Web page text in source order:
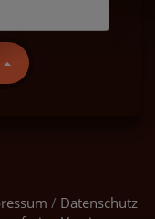
/ Datenschutz